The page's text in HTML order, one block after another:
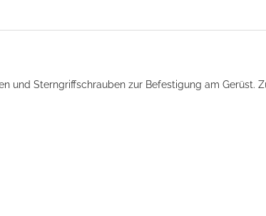
und Sterngriffschrauben zur Befestigung am Gerüst.